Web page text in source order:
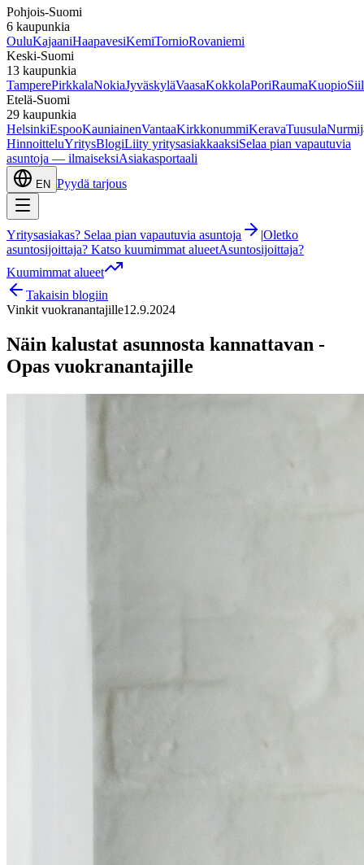
Pohjois-Suomi
6 kaupunkia
OuluKajaaniHaapavesiKemiTornioRovaniemi
Keski-Suomi
13 kaupunkia
TamperePirkkalaNokiaJyväskyläVaasaKokkolaPoriRaumaKuopio
Etelä-Suomi
29 kaupunkia
HelsinkiEspooKauniainenVantaaKirkkonummiKeravaTuusula
HinnoitteluYritysBlogiLiity yritysasiakkaaksiSelaa pian vapautuvia
asuntoja — ilmaiseksiAsiakasportaali
EN Pyydä tarjous
Yritysasiakas? Selaa pian vapautuvia asuntoja |Oletko
asuntosijoittaja? Katso kuumimmat alueetAsuntosijoittaja?
Kuumimmat alueet
Takaisin blogiin
Vinkit vuokranantajille12.9.2024
Näin kalustat asunnosta kannattavan -
Opas vuokranantajille